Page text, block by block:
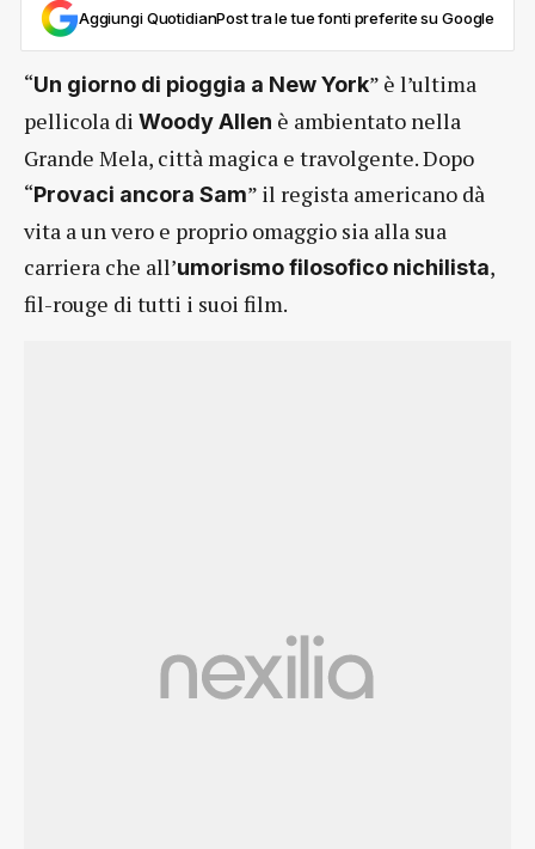
Aggiungi QuotidianPost tra le tue fonti preferite su Google
“Un giorno di pioggia a New York” è l’ultima
pellicola di Woody Allen è ambientato nella
Grande Mela, città magica e travolgente. Dopo
“Provaci ancora Sam” il regista americano dà
vita a un vero e proprio omaggio sia alla sua
carriera che all’umorismo filosofico nichilista,
fil-rouge di tutti i suoi film.